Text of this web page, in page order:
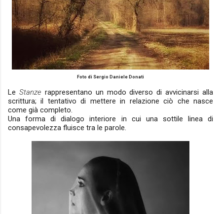
Foto di Sergio Daniele Donati
Le Stanze rappresentano un modo diverso di avvicinarsi alla
scrittura; il tentativo di mettere in relazione ciò che nasce
come già completo.
Una forma di dialogo interiore in cui una sottile linea di
consapevolezza fluisce tra le parole.